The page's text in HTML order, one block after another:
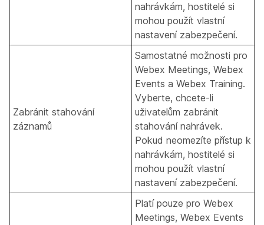
nahrávkám, hostitelé si
mohou použít vlastní
nastavení zabezpečení.
Zabránit stahování
záznamů
Samostatné možnosti pro
Webex Meetings, Webex
Events a Webex Training.
Vyberte, chcete-li
uživatelům zabránit
stahování nahrávek.
Pokud neomezíte přístup k
nahrávkám, hostitelé si
mohou použít vlastní
nastavení zabezpečení.
Platí pouze pro Webex
Meetings, Webex Events